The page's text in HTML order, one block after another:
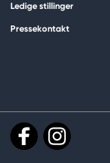
Ledige stillinger
Pressekontakt